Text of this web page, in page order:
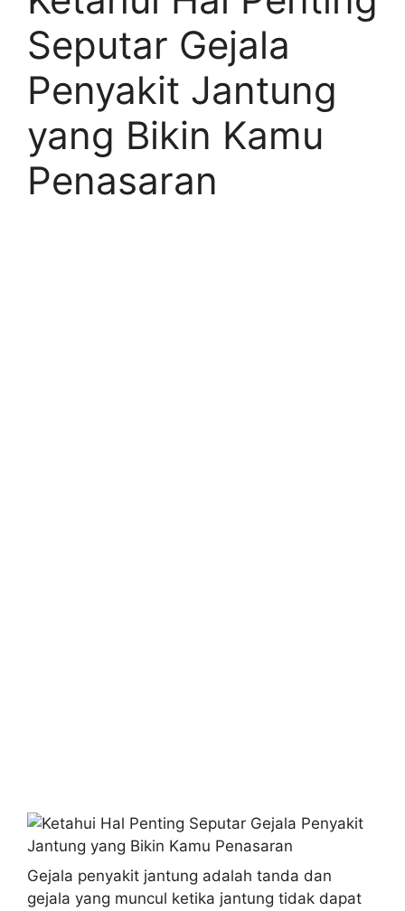
Seputar Gejala
Penyakit Jantung
yang Bikin Kamu
Penasaran
Gejala penyakit jantung adalah tanda dan
gejala yang muncul ketika jantung tidak dapat